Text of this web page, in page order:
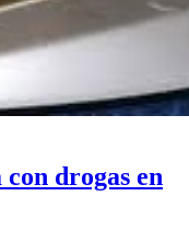
drogas en